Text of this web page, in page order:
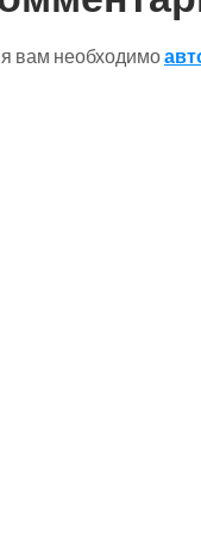
вам необходимо